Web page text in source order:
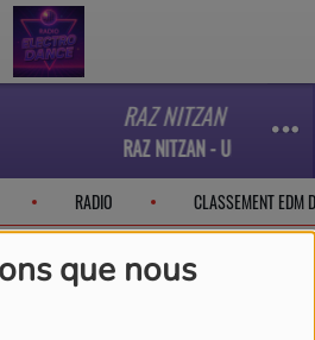
que nous
RAZ NITZAN -
RAZ NITZAN - Uncharted
RADIO CLASSEMENT EDM